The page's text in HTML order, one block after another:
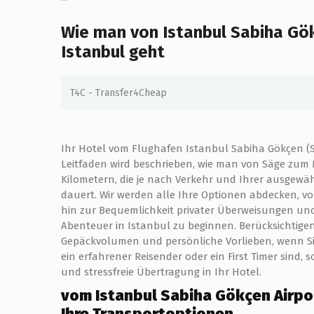
Wie man von Istanbul Sabiha
Istanbul geht
T4C - Transfer4Cheap
Ihr Hotel vom Flughafen Istanbul Sabiha Gökçen
Leitfaden wird beschrieben, wie man von Säge
Kilometern, die je nach Verkehr und Ihrer
dauert. Wir werden alle Ihre Optionen abdecken,
hin zur Bequemlichkeit privater Überweisungen
Abenteuer in Istanbul zu beginnen.
Gepäckvolumen und persönliche Vorlieben, wenn
ein erfahrener Reisender oder ein First Timer sind,
und stressfreie Übertragung in Ihr Hotel.
vom Istanbul Sabiha Gökçen